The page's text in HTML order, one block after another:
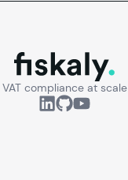
fiskaly.
VAT compliance at scale